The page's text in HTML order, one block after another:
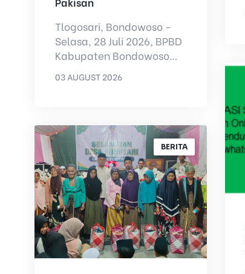
Tlogosari, Bondowoso -
Selasa, 28 Juli 2026, BPBD
Kabupaten Bondowoso
Kecamatan Tlogosari
03 AUGUST 2026
BERITA